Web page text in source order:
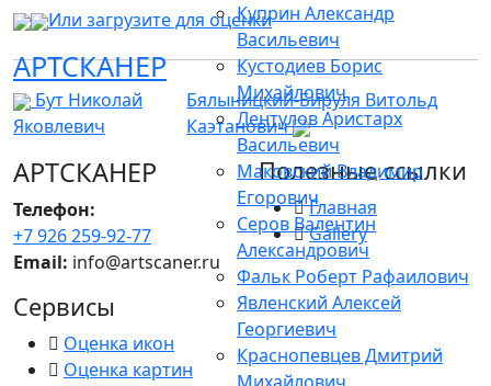
АРТСКАНЕР
Куприн Александр
Васильевич
Кустодиев Борис
Михайлович
Лентулов Аристарх
Васильевич
Маковский Владимир
Егорович
Серов Валентин
Александрович
Фальк Роберт Рафаилович
Явленский Алексей
Георгиевич
Краснопевцев Дмитрий
Или загрузите для оценки
Бут Николай
Яковлевич
Бялыницкий-Бируля Витольд
Каэтанович
АРТСКАНЕР
Телефон:
+7 926 259-92-77
Email: info@artscaner.ru
Полезные ссылки
Главная
Gallery
Сервисы
Оценка икон
Оценка картин